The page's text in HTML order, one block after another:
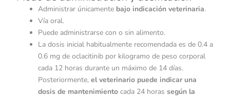
Administrar únicamente bajo indicación veterinaria.
Vía oral.
Puede administrarse con o sin alimento.
La dosis inicial habitualmente recomendada es de 0.4 a
0.6 mg de oclacitinib por kilogramo de peso corporal
cada 12 horas durante un máximo de 14 días.
Posteriormente, el veterinario puede indicar una
dosis de mantenimiento cada 24 horas según la